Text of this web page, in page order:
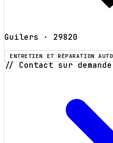
Guilers · 29820
ENTRETIEN ET RÉPARATION AUTO
// Contact sur demande